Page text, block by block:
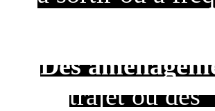
Des
trajet où des